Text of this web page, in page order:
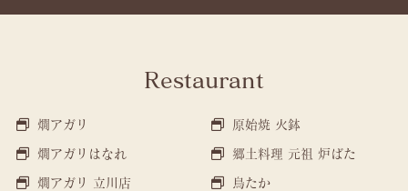
Restaurant
燗アガリ
燗アガリはなれ
燗アガリ 立川店
原始焼 火鉢
郷土料理 元祖 炉ばた
鳥たか